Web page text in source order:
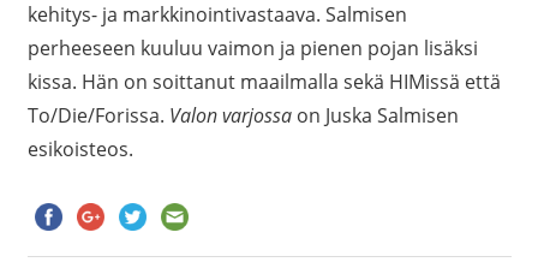
kehitys- ja markkinointivastaava. Salmisen
perheeseen kuuluu vaimon ja pienen pojan lisäksi
kissa. Hän on soittanut maailmalla sekä HIMissä että
To/Die/Forissa. Valon varjossaon Juska Salmisen
esikoisteos.